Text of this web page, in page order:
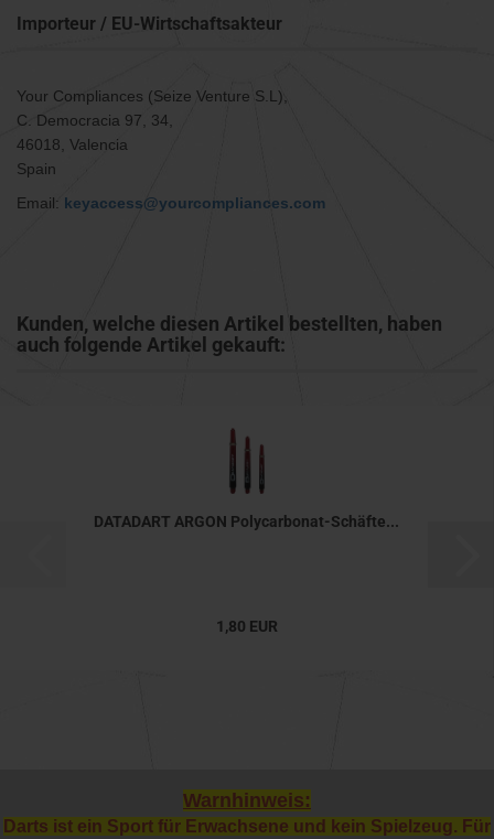
Importeur / EU-Wirtschaftsakteur
Your Compliances (Seize Venture S.L),
C. Democracia 97, 34,
46018, Valencia
Spain
Email: keyaccess@yourcompliances.com
Kunden, welche diesen Artikel bestellten, haben
auch folgende Artikel gekauft:
DATADART ARGON Polycarbonat-Schäfte...
1,80 EUR
Warnhinweis:
Darts ist ein Sport für Erwachsene und kein Spielzeug. Für